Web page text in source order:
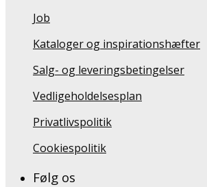
Job
Kataloger og inspirationshæfter
Salg- og leveringsbetingelser
Vedligeholdelsesplan
Privatlivspolitik
Cookiespolitik
Følg os